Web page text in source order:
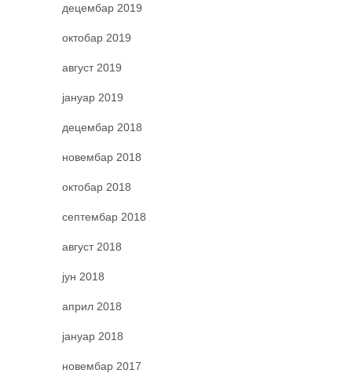
децембар 2019
октобар 2019
август 2019
јануар 2019
децембар 2018
новембар 2018
октобар 2018
септембар 2018
август 2018
јун 2018
април 2018
јануар 2018
новембар 2017